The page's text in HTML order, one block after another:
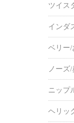
ツイス
インダ
ベリー/
ノーズ
ニップ
ヘリッ